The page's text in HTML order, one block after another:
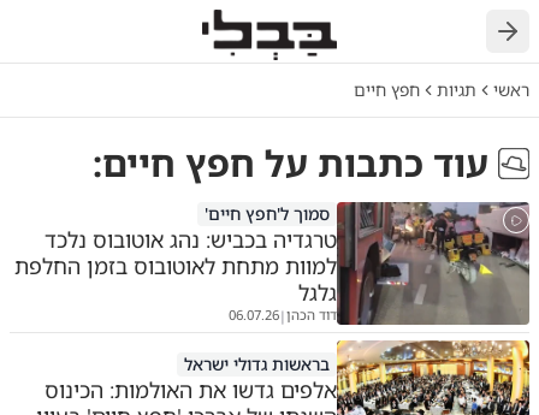
חזרה
ראשי תגיות חפץ חיים
עוד כתבות על חפץ חיים:
סמוך ל'חפץ חיים'
טרגדיה בכביש: נהג אוטובוס נלכד
למוות מתחת לאוטובוס בזמן החלפת
גלגל
דוד הכהן|
06.07.26
בראשות גדולי ישראל
אלפים גדשו את האולמות: הכינוס